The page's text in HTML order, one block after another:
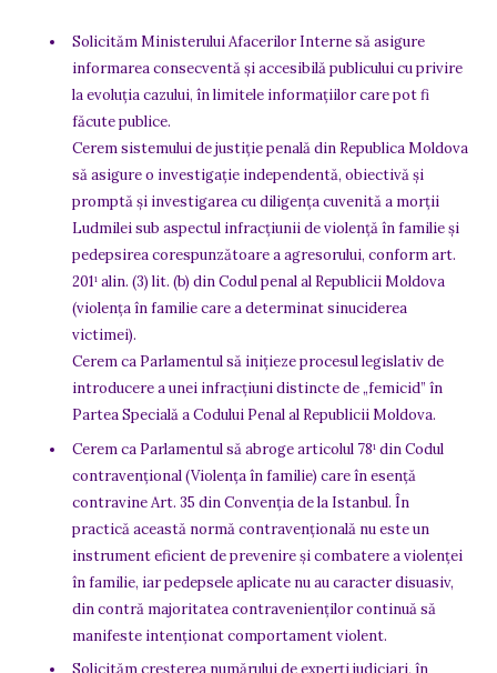
Solicităm Ministerului Afacerilor Interne să asigure
informarea consecventă și accesibilă publicului cu privire
la evoluția cazului, în limitele informațiilor care pot fi
făcute publice.
Cerem sistemului de justiție penală din Republica Moldova
să asigure o investigație independentă, obiectivă și
promptă și investigarea cu diligența cuvenită a morții
Ludmilei sub aspectul infracțiunii de violență în familie și
pedepsirea corespunzătoare a agresorului, conform art.
201¹ alin. (3) lit. (b) din Codul penal al Republicii Moldova
(violența în familie care a determinat sinuciderea
victimei).
Cerem ca Parlamentul să inițieze procesul legislativ de
introducere a unei infracțiuni distincte de „femicid” în
Partea Specială a Codului Penal al Republicii Moldova.
Cerem ca Parlamentul să abroge articolul 78¹ din Codul
contravențional (Violența în familie) care în esență
contravine Art. 35 din Convenția de la Istanbul. În
practică această normă contravențională nu este un
instrument eficient de prevenire și combatere a violenței
în familie, iar pedepsele aplicate nu au caracter disuasiv,
din contră majoritatea contravenienților continuă să
manifeste intenționat comportament violent.
Solicităm creșterea numărului de experți judiciari, în